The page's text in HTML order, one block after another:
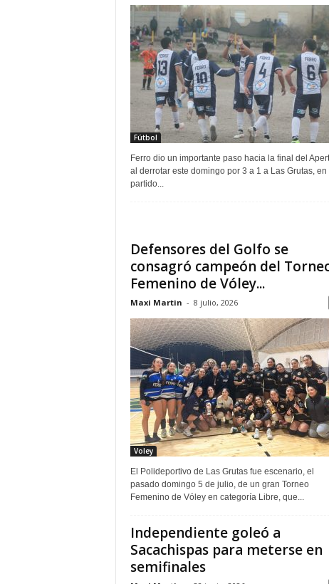
Fútbol
Ferro dio un importante paso hacia la final del
al derrotar este domingo por 3 a 1 a Las Grutas, en
partido...
Defensores del Golfo se
consagró campeón del
Femenino de Vóley...
Maxi Martin - 8 julio, 2026
Voley
El Polideportivo de Las Grutas fue escenario, el
pasado domingo 5 de julio, de un gran Torneo
Femenino de Vóley en categoría Libre, que...
Independiente goleó a
Sacachispas para meterse en
semifinales